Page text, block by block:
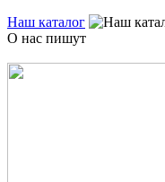
Наш каталог
О нас пишут